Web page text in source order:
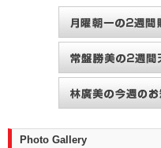
Photo Gallery